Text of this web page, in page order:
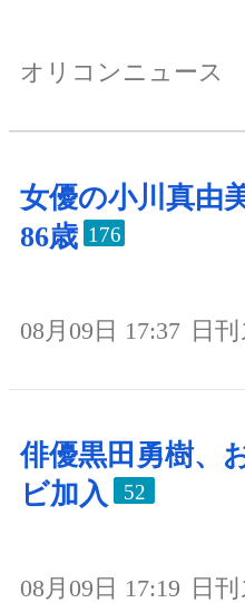
オリコンニュース
女優の小川真由
86歳 176
08月09日 17:37 日
俳優黒田勇樹、
ビ加入
52
08月09日 17:19 日